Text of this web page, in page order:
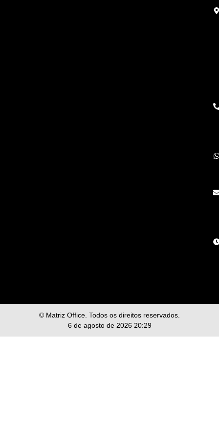
© Matriz Office. Todos os direitos reservados.
6 de agosto de 2026 20:29